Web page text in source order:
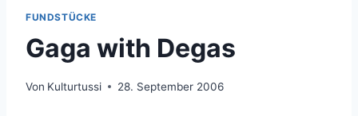
FUNDSTÜCKE
Gaga with Degas
Von Kulturtussi 28. September 2006